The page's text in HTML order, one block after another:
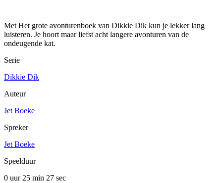
Met Het grote avonturenboek van Dikkie Dik kun je lekker lang
luisteren. Je hoort maar liefst acht langere avonturen van de
ondeugende kat.
Serie
Dikkie Dik
Auteur
Jet Boeke
Spreker
Jet Boeke
Speelduur
0 uur 25 min 27 sec